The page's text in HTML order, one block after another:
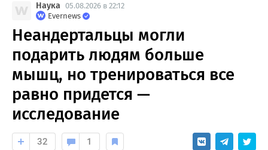
Наука 05.08.2026 в 22:12
Evernews
Неандертальцы могли
подарить людям больше
мышц, но тренироваться все
равно придется —
исследование
32 1